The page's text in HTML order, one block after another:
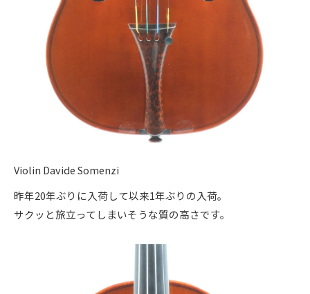
Violin Davide Somenzi
昨年20年ぶりに入荷して以来1年ぶりの入荷。
サクッと旅立ってしまいそうな質の高さです。